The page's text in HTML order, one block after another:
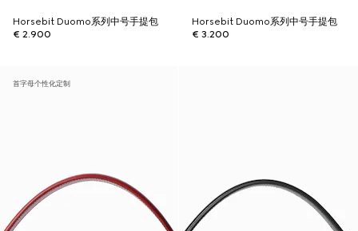
Horsebit Duomo系列中号手提包
€ 2.900
Horsebit Duomo系列中号手提包
€ 3.200
首字母个性化定制